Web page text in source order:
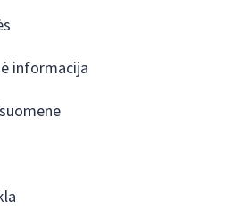
informacija